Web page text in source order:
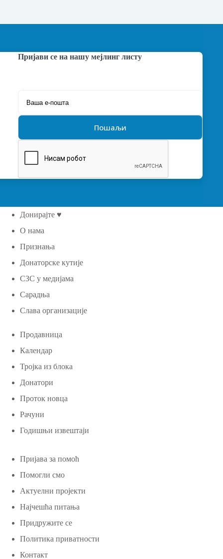
Пријави се на нашу мејлинг листу
Донирајте ♥
О нама
Признања
Донаторске кутије
СЗС у медијама
Сарадња
Слава организације
Продавница
Календар
Тројка из блока
Донатори
Проток новца
Рачуни
Годишњи извештаји
Пријава за помоћ
Помогли смо
Актуелни пројекти
Најчешћа питања
Придружите се
Политика приватности
Контакт